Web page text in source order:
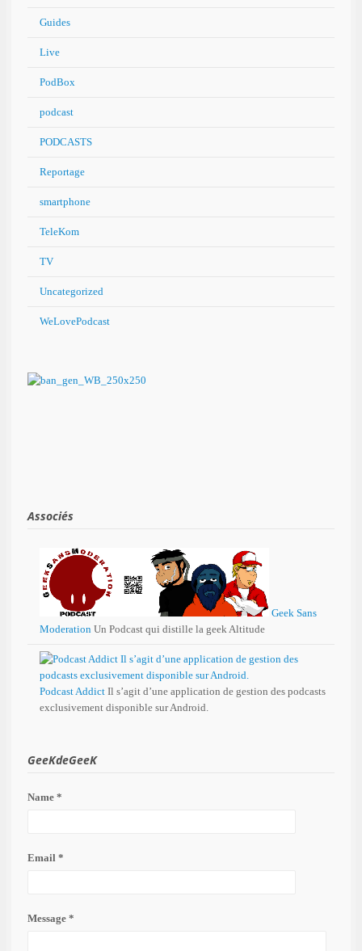
Guides
Live
PodBox
podcast
PODCASTS
Reportage
smartphone
TeleKom
TV
Uncategorized
WeLovePodcast
Associés
Geek Sans
Moderation Un Podcast qui distille la geek Altitude
Podcast Addict Il s’agit d’une application de gestion des podcasts
exclusivement disponible sur Android.
GeeKdeGeeK
Name *
Email *
Message *